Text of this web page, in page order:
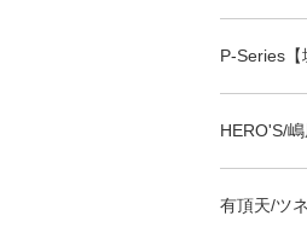
P-Series【
HERO'S/嶋
有頂天/ツ